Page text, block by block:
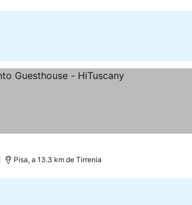
Pisa, a 13.3 km de Tirrenia